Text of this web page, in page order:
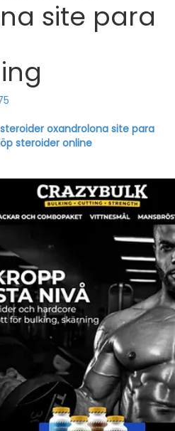
site para
oxandrolona site para
steroider online